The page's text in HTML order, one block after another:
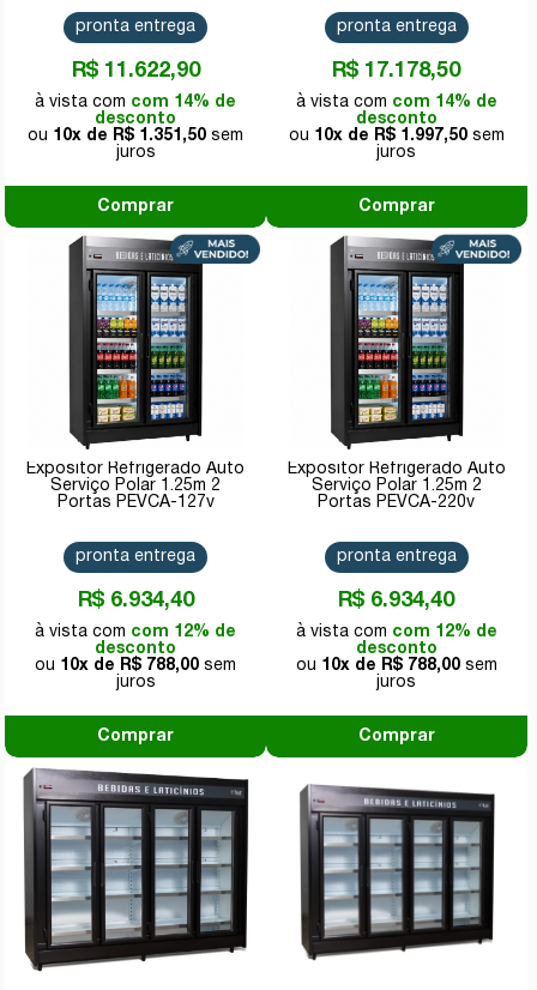
R$ 11.622,90
com 14% de
desconto
10x de
R$ 1.351,50
pronta entrega
Comprar
R$ 17.178,50
com 14% de
desconto
10x de
R$ 1.997,50
pronta entrega
Comprar
Expositor Refrigerado Auto
Serviço Polar 1.25m 2
Portas PEVCA-127v
R$ 6.934,40
com 12% de
desconto
10x de
R$ 788,00
pronta entrega
Comprar
Expositor Refrigerado Auto
Serviço Polar 1.25m 2
Portas PEVCA-220v
R$ 6.934,40
com 12% de
desconto
10x de
R$ 788,00
pronta entrega
Comprar